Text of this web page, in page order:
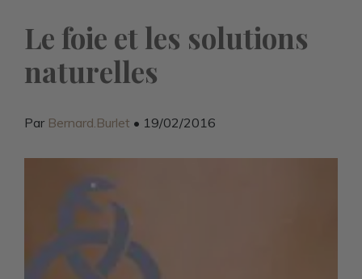
Le foie et les solutions
naturelles
Par Bernard.Burlet • 19/02/2016